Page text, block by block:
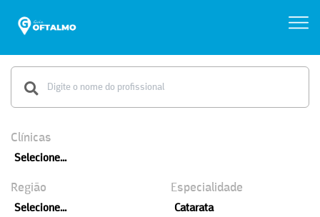
Clínicas
Selecione...
Região
Selecione...
Especialidade
Catarata